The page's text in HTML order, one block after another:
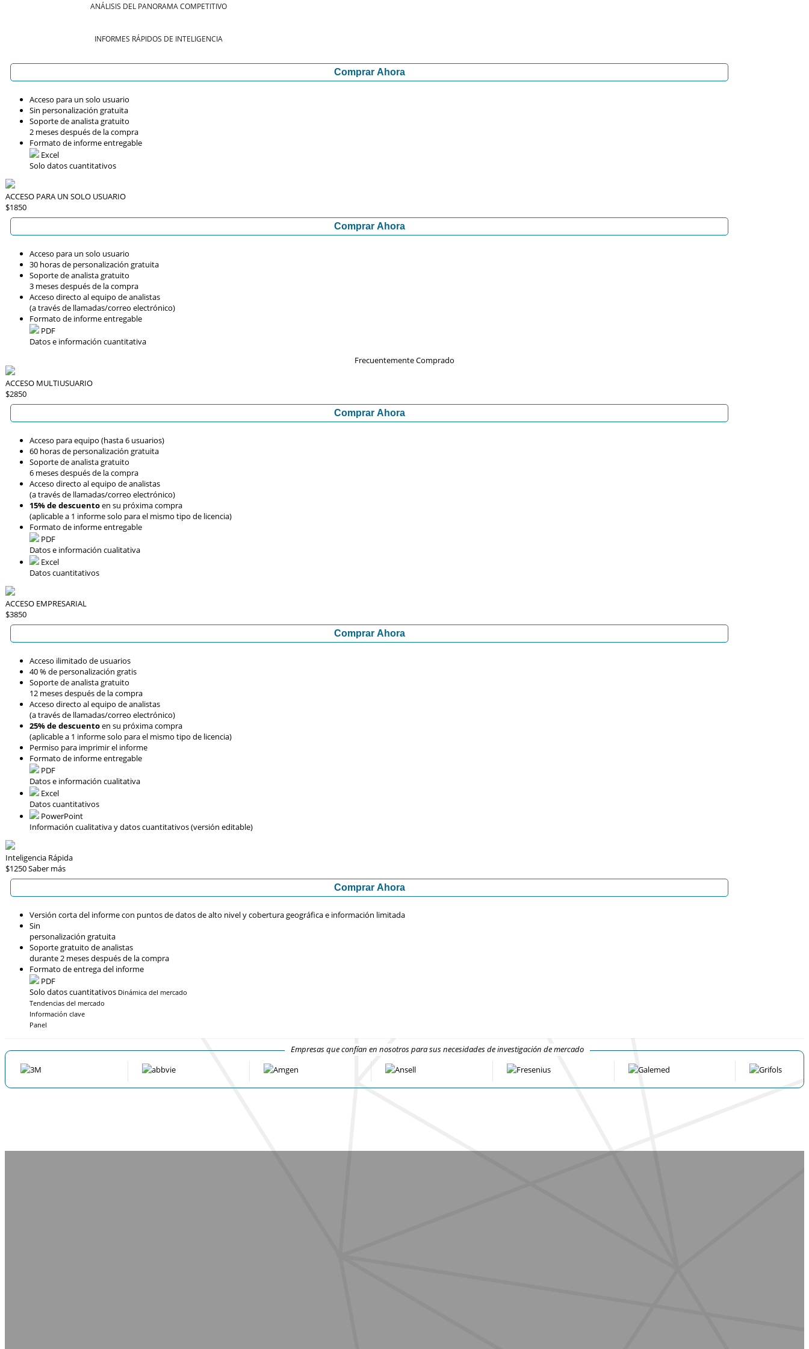
ANÁLISIS DEL PANORAMA COMPETITIVO
INFORMES RÁPIDOS DE INTELIGENCIA
Comprar Ahora
Acceso para un solo usuario
Sin personalización gratuita
Soporte de analista gratuito
2 meses después de la compra
Formato de informe entregable
Excel
Solo datos cuantitativos
ACCESO PARA UN SOLO USUARIO
$1850
Comprar Ahora
Acceso para un solo usuario
30 horas de personalización gratuita
Soporte de analista gratuito
3 meses después de la compra
Acceso directo al equipo de analistas
(a través de llamadas/correo electrónico)
Formato de informe entregable
PDF
Datos e información cuantitativa
Frecuentemente Comprado
ACCESO MULTIUSUARIO
$2850
Comprar Ahora
Acceso para equipo (hasta 6 usuarios)
60 horas de personalización gratuita
Soporte de analista gratuito
6 meses después de la compra
Acceso directo al equipo de analistas
(a través de llamadas/correo electrónico)
15% de descuentoen su próxima compra
(aplicable a 1 informe solo para el mismo tipo de licencia)
Formato de informe entregable
PDF
Datos e información cualitativa
Excel
Datos cuantitativos
ACCESO EMPRESARIAL
$3850
Comprar Ahora
Acceso ilimitado de usuarios
40 % de personalización gratis
Soporte de analista gratuito
12 meses después de la compra
Acceso directo al equipo de analistas
(a través de llamadas/correo electrónico)
25% de descuentoen su próxima compra
(aplicable a 1 informe solo para el mismo tipo de licencia)
Permiso para imprimir el informe
Formato de informe entregable
PDF
Datos e información cualitativa
Excel
Datos cuantitativos
PowerPoint
Información cualitativa y datos cuantitativos (versión editable)
Inteligencia Rápida
$1250Saber más
Comprar Ahora
Versión corta del informe con puntos de datos de alto nivel y cobertura geográfica e información limitada
Sin
personalización gratuita
Soporte gratuito de analistas
durante 2 meses después de la compra
Formato de entrega del informe
PDF
Solo datos cuantitativos Dinámica del mercado
Tendencias del mercado
Información clave
Panel
Empresas que confían en nosotros para sus necesidades de investigación de mercado